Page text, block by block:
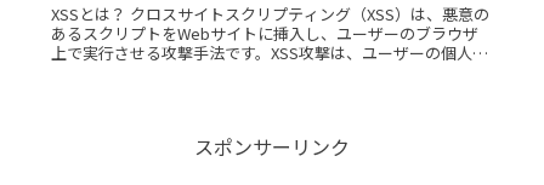
XSSとは？ クロスサイトスクリプティング（XSS）は、悪意の
あるスクリプトをWebサイトに挿入し、ユーザーのブラウザ
上で実行させる攻撃手法です。XSS攻撃は、ユーザーの個人情
スポンサーリンク